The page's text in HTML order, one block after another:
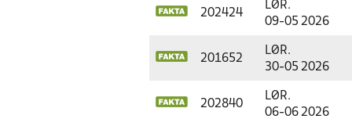
202424
LØR.
09-05 2026
201652
LØR.
30-05 2026
202840
LØR.
06-06 2026